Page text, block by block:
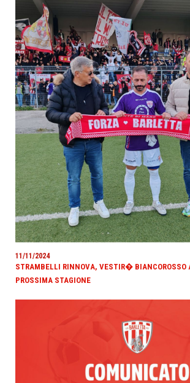
11/11/2024
STRAMBELLI RINNOVA, VESTIR� BIANCOROSSO
PROSSIMA STAGIONE